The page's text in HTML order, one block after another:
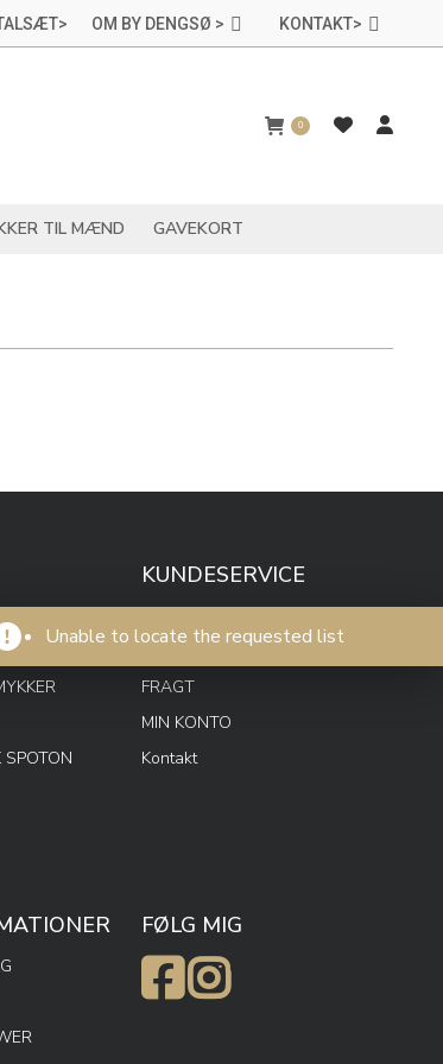
OM BY DENGSØ > KONTAKT>
0
TIL MÆND GAVEKORT
Unable to locate the requested list
KUNDESERVICE
PRIVATPOLITIK
FRAGT
MIN KONTO
Kontakt
FØLG MIG